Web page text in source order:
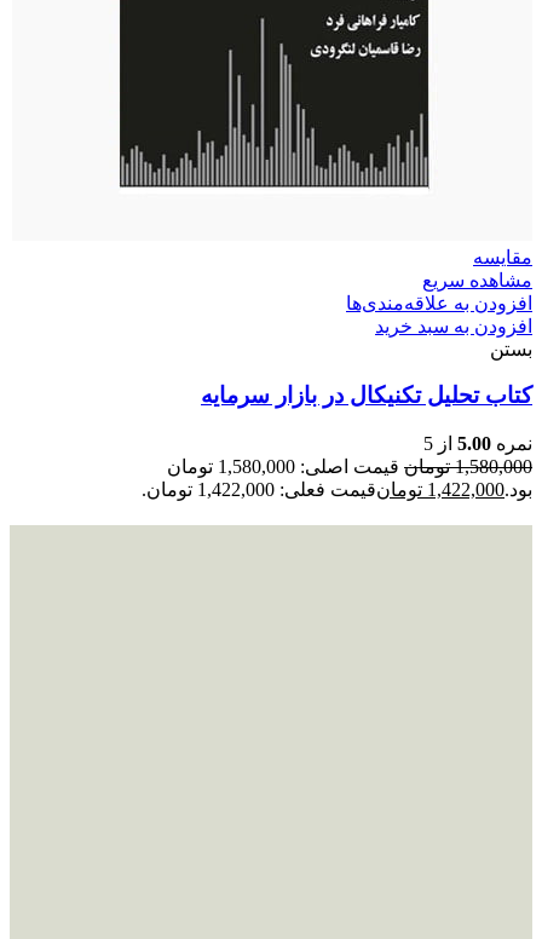
مقایسه
مشاهده سریع
افزودن به علاقه‌مندی‌ها
افزودن به سبد خرید
بستن
کتاب تحلیل تکنیکال در بازار سرمایه
نمره 5.00 از 5
1,580,000 تومان
قیمت اصلی: 1,580,000 تومان
بود.1,422,000 تومانقیمت فعلی: 1,422,000 تومان.